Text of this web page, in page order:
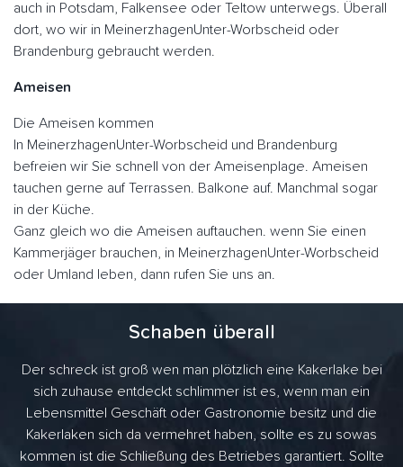
auch in Potsdam, Falkensee oder Teltow unterwegs. Überall
dort, wo wir in MeinerzhagenUnter-Worbscheid oder
Brandenburg gebraucht werden.
Ameisen
Die Ameisen kommen
In MeinerzhagenUnter-Worbscheid und Brandenburg
befreien wir Sie schnell von der Ameisenplage. Ameisen
tauchen gerne auf Terrassen. Balkone auf. Manchmal sogar
in der Küche.
Ganz gleich wo die Ameisen auftauchen. wenn Sie einen
Kammerjäger brauchen, in MeinerzhagenUnter-Worbscheid
oder Umland leben, dann rufen Sie uns an.
Schaben überall
Der schreck ist groß wen man plötzlich eine Kakerlake bei
sich zuhause entdeckt schlimmer ist es, wenn man ein
Lebensmittel Geschäft oder Gastronomie besitz und die
Kakerlaken sich da vermehret haben, sollte es zu sowas
kommen ist die Schließung des Betriebes garantiert. Sollte